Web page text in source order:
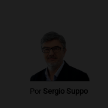
Audio.
de León XIV
sobre su
Panorama Federal
Por Sergio Suppo